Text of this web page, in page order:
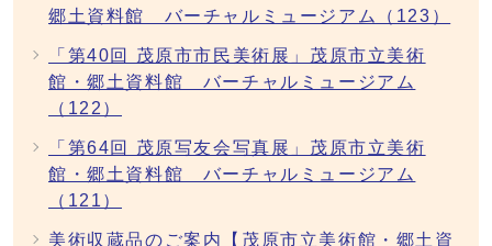
郷土資料館 バーチャルミュージアム（123）
「第40回 茂原市市民美術展」茂原市立美術
館・郷土資料館 バーチャルミュージアム
（122）
「第64回 茂原写友会写真展」茂原市立美術
館・郷土資料館 バーチャルミュージアム
（121）
美術収蔵品のご案内【茂原市立美術館・郷土資